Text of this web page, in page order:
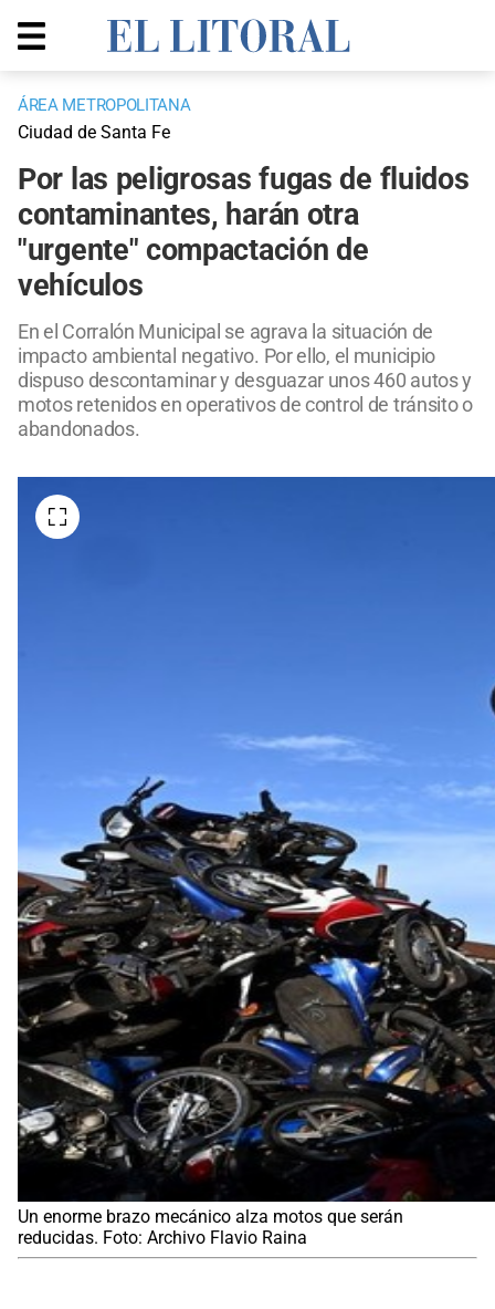
ÁREA METROPOLITANA
Ciudad de Santa Fe
Por las peligrosas fugas de fluidos
contaminantes, harán otra
"urgente" compactación de
vehículos
En el Corralón Municipal se agrava la situación de
impacto ambiental negativo. Por ello, el municipio
dispuso descontaminar y desguazar unos 460 autos y
motos retenidos en operativos de control de tránsito o
abandonados.
Un enorme brazo mecánico alza motos que serán
reducidas. Foto: Archivo Flavio Raina